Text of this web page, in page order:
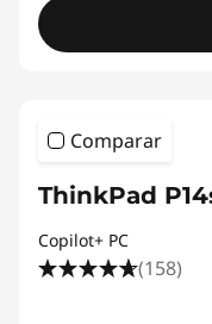
Comparar
ThinkPad
Copilot+ PC
(158)